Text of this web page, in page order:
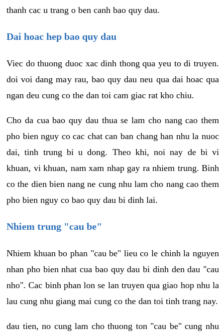
thanh cac u trang o ben canh bao quy dau.
Dai hoac hep bao quy dau
Viec do thuong duoc xac dinh thong qua yeu to di truyen.
doi voi dang may rau, bao quy dau neu qua dai hoac qua
ngan deu cung co the dan toi cam giac rat kho chiu.
Cho da cua bao quy dau thua se lam cho nang cao them
pho bien nguy co cac chat can ban chang han nhu la nuoc
dai, tinh trung bi u dong. Theo khi, noi nay de bi vi
khuan, vi khuan, nam xam nhap gay ra nhiem trung. Binh
co the dien bien nang ne cung nhu lam cho nang cao them
pho bien nguy co bao quy dau bi dinh lai.
Nhiem trung "cau be"
Nhiem khuan bo phan "cau be" lieu co le chinh la nguyen
nhan pho bien nhat cua bao quy dau bi dinh den dau "cau
nho". Cac binh phan lon se lan truyen qua giao hop nhu la
lau cung nhu giang mai cung co the dan toi tinh trang nay.
dau tien, no cung lam cho thuong ton "cau be" cung nhu